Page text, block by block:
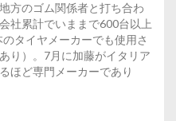
方のゴム関係者と打ち合わ
社累計でいままで600台以上
タイヤメーカーでも使用さ
り）。7月に加藤がイタリア
ほど専門メーカーであり